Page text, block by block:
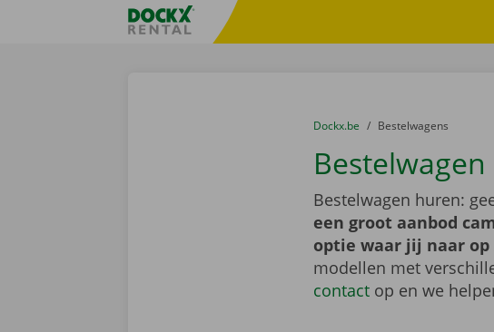
Taalselectie overslaanFratello DEMO
U bevindt zich hier:
van
Dockx.be naar
Bestelwagens
Bestelwagen huren:
een groot aanbod
optie waar jij naar op
modellen met
contactop en we